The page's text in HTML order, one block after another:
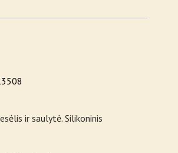
ir saulytė. Silikoninis